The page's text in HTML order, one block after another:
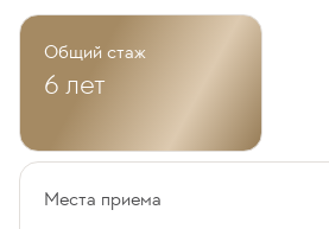
Общий стаж
6 лет
Места приема